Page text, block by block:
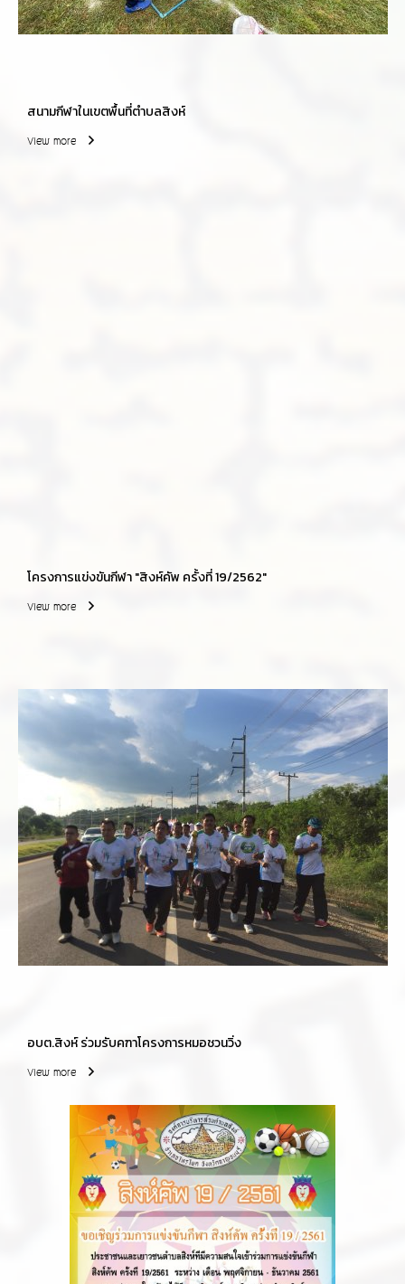
สนามกีฬาในเขตพื้นที่ตำบลสิงห์
View more
โครงการแข่งขันกีฬา "สิงห์คัพ ครั้งที่ 19/2562"
View more
อบต.สิงห์ ร่วมรับคฑาโครงการหมอชวนวิ่ง
View more